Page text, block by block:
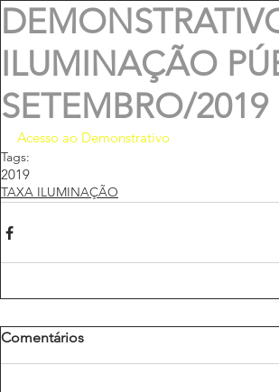
ILUMINAÇÃO
SETEMBRO/2019
Acesso ao Demonstrativo
Tags:
2019
TAXA ILUMINAÇÃO
Comentários